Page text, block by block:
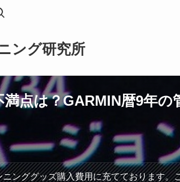
ング研究所
点は？GARMIN暦9年の
ンググッズ購入費用に充てております。